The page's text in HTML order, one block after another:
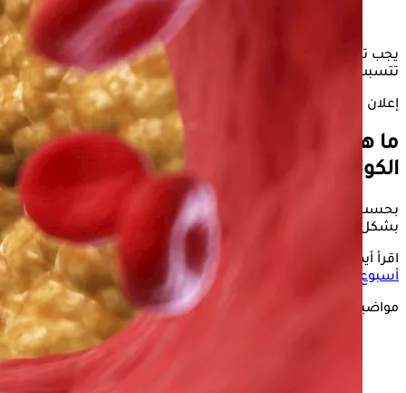
يجب تجنب بعض المشروبات في النظام الغذائي اليومي، لأنها
تتسبب في
الضار في الدم.
إعلان
ما هي المشروبات التي تسبب ارتفاع
الكوليسترول؟
بحسب موقع "Verywellhealth"، ترتفع مستويات الكوليسترول
بشكل حاد عند تناول المشروبات التالية:
اقرأ أيضًا:
حسام موافي: هذا النظام الغذائي يعالج الكوليسترول في
أسبوع
مواضيع ذات صلة